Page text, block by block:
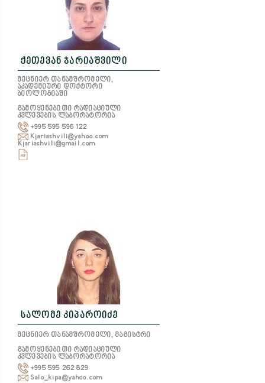
ქეთევან ჯარიაშვილი
მეცნიერ თანამშრომელი,
აკადემიური დოქტორი
ბიოლოგიაში
გამოყენებითი რადიაციული
კვლევების ლაბორატორია
+995 595 596 122
Kjariashvili@yahoo.com
Kjariashvili@gmail.com
სალომე კიპაროიძე
მეცნიერ თანამშრომელი, მაგისტრი
გამოყენებითი რადიაციული
კვლევების ლაბორატორია
+995 595 262 829
Salo_kipa@yahoo.com